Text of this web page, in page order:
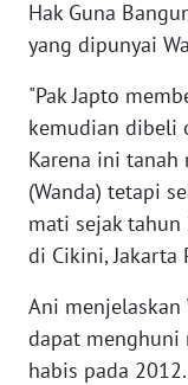
Hak Guna
yang dipunyai
"Pak Japto
kemudian dibeli
Karena ini tanah
(Wanda) tetapi
mati sejak tahun
di Cikini, Jakarta
Ani menjelaskan
dapat menghuni
habis pada 2012.
WN
KALTENG
KALTARA
WN
KALSEL
KALTIM